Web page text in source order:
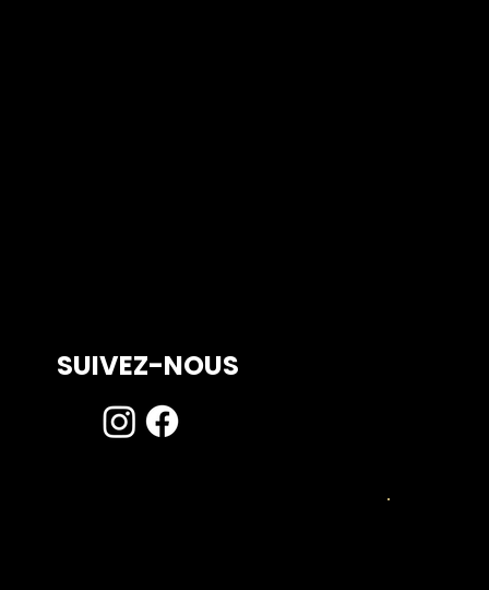
SUIVEZ-NOUS